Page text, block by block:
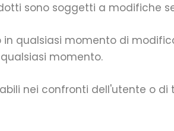
sono soggetti a modifiche
in qualsiasi momento di
momento.
nei confronti dell'utente o